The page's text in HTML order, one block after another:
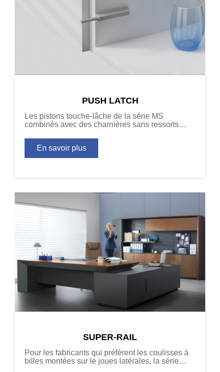
PUSH LATCH
Les pistons touche-lâche de la série MS
combinés avec des charnières sans ressorts
requise pour les conceptions de portes de
meubles sans poignées.
En savoir plus
SUPER-RAIL
Pour les fabricants qui préfèrent les coulisses à
billes montées sur le joues latérales, la série